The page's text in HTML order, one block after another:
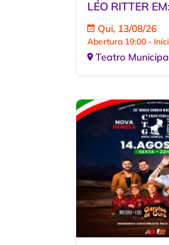
Qui, 13/08/26
Abertura 19:00 -
Teatro Municipal de